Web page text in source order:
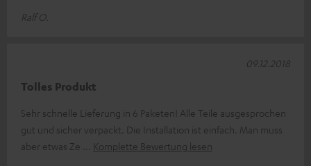
Ralf O.
Tolles Produkt
Sehr schnelle Lieferung in 6 Paketen! Alle Teile ausgesprochen
gut und sicher verpackt. Die Installation ist einfach. Man muss
aber etwas Ze
Komplette Bewertung lesen
09.12.2018